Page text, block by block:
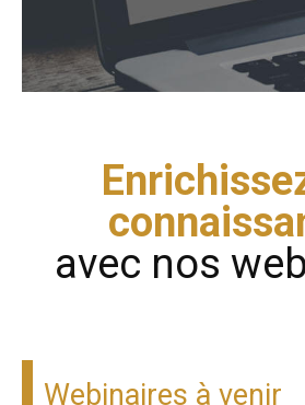
avec nos
Webinaires à venir